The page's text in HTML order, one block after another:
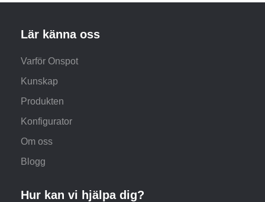
Lär känna oss
Varför Onspot
Kunskap
Produkten
Konfigurator
Om oss
Blogg
Hur kan vi hjälpa dig?